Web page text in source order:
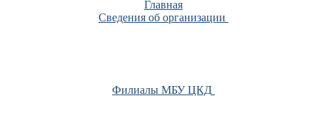
Главная
Сведения об организации
Филиалы МБУ ЦКД